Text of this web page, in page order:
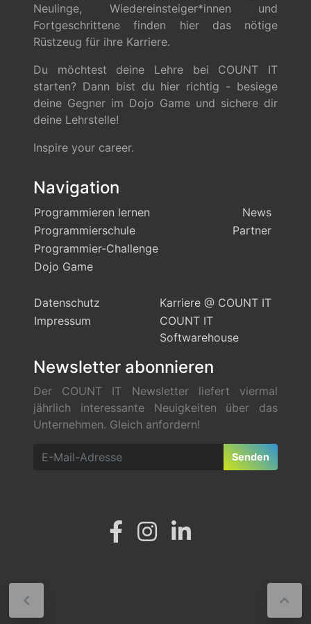
Neulinge, Wiedereinsteiger*innen und
Fortgeschrittene finden hier das nötige
Rüstzeug für ihre Karriere.
Du möchtest deine Lehre bei COUNT IT
starten? Dann bist du hier richtig - besiege
deine Gegner im Dojo Game und sichere dir
deine Lehrstelle!
Inspire your career.
Navigation
Programmieren lernen
News
Programmierschule
Partner
Programmier-Challenge
Dojo Game
Datenschutz
Karriere @ COUNT IT
Impressum
COUNT IT
Softwarehouse
Newsletter abonnieren
Der COUNT IT Newsletter liefert viermal
jährlich interessante Neuigkeiten über das
Unternehmen. Gleich anfordern!
Senden